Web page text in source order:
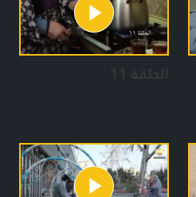
الحلقة 11